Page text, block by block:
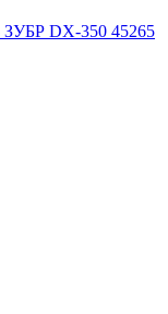
ЗУБР DX-350 45265